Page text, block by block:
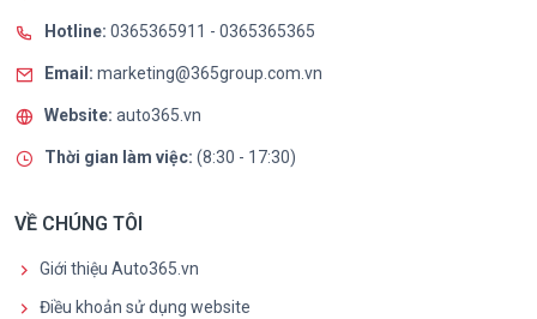
Hotline: 0365365911 - 0365365365
Email: marketing@365group.com.vn
Website: auto365.vn
Thời gian làm việc: (8:30 - 17:30)
VỀ CHÚNG TÔI
Giới thiệu Auto365.vn
Điều khoản sử dụng website